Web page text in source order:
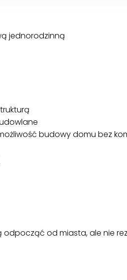
jednorodzinną
budowy domu bez
od miasta, ale nie